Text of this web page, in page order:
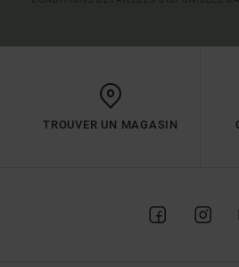
TROUVER UN MAGASIN